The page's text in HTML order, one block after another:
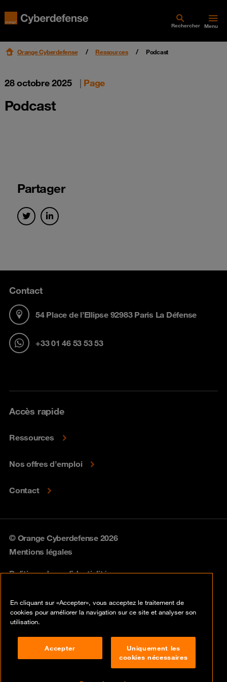
Rechercher Menu
Orange Cyberdefense Ressources Podcast
28 octobre 2025 | Page
Podcast
Partager
Contact
54 Place de l’Ellipse 92983 Paris La Défense
+33 01 46 53 53 53
Accès rapide
Ressources
Nos offres d’emploi
Contact
© Orange Cyberdefense 2026
Mentions légales
Politique de confidentialité
Cookies
Conformité
Lancer une alerte
En cliquant sur «Accepter», vous acceptez le traitement de
cookies pour améliorer la navigation sur ce site et analyser son
utilisation.
Accepter
Uniquement les
cookies nécessaires